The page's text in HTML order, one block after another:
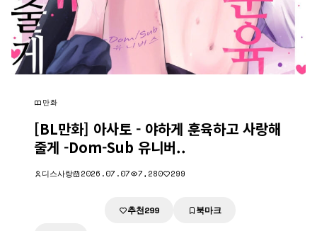
만화
[BL만화] 아사토 - 야하게 훈육하고 사랑해
줄게 -Dom-Sub 유니버..
디스사랑 2026.07.07 7,280 299
추천299 북마크